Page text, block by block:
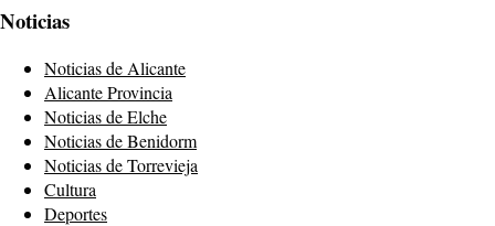
Noticias
Noticias de Alicante
Alicante Provincia
Noticias de Elche
Noticias de Benidorm
Noticias de Torrevieja
Cultura
Deportes